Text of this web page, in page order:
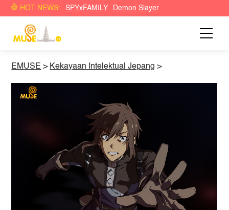
HOT NEWS: SPYxFAMILY Demon Slayer
EMUSE > Kekayaan Intelektual Jepang >